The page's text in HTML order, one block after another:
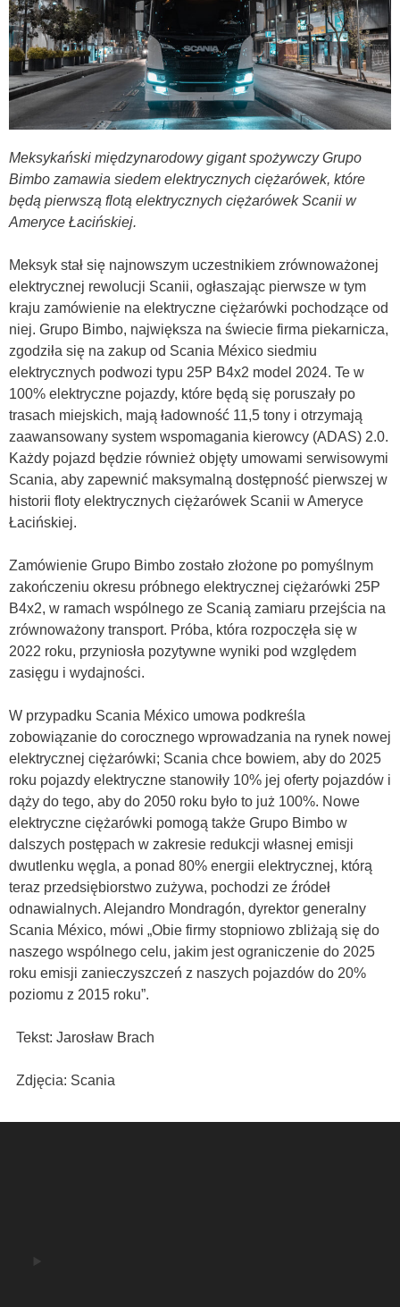
Meksykański międzynarodowy gigant spożywczy Grupo
Bimbo zamawia siedem elektrycznych ciężarówek, które
będą pierwszą flotą elektrycznych ciężarówek Scanii w
Ameryce Łacińskiej.
Meksyk stał się najnowszym uczestnikiem zrównoważonej
elektrycznej rewolucji Scanii, ogłaszając pierwsze w tym
kraju zamówienie na elektryczne ciężarówki pochodzące od
niej. Grupo Bimbo, największa na świecie firma piekarnicza,
zgodziła się na zakup od Scania México siedmiu
elektrycznych podwozi typu 25P B4x2 model 2024. Te w
100% elektryczne pojazdy, które będą się poruszały po
trasach miejskich, mają ładowność 11,5 tony i otrzymają
zaawansowany system wspomagania kierowcy (ADAS) 2.0.
Każdy pojazd będzie również objęty umowami serwisowymi
Scania, aby zapewnić maksymalną dostępność pierwszej w
historii floty elektrycznych ciężarówek Scanii w Ameryce
Łacińskiej.
Zamówienie Grupo Bimbo zostało złożone po pomyślnym
zakończeniu okresu próbnego elektrycznej ciężarówki 25P
B4x2, w ramach wspólnego ze Scanią zamiaru przejścia na
zrównoważony transport. Próba, która rozpoczęła się w
2022 roku, przyniosła pozytywne wyniki pod względem
zasięgu i wydajności.
W przypadku Scania México umowa podkreśla
zobowiązanie do corocznego wprowadzania na rynek nowej
elektrycznej ciężarówki; Scania chce bowiem, aby do 2025
roku pojazdy elektryczne stanowiły 10% jej oferty pojazdów i
dąży do tego, aby do 2050 roku było to już 100%. Nowe
elektryczne ciężarówki pomogą także Grupo Bimbo w
dalszych postępach w zakresie redukcji własnej emisji
dwutlenku węgla, a ponad 80% energii elektrycznej, którą
teraz przedsiębiorstwo zużywa, pochodzi ze źródeł
odnawialnych. Alejandro Mondragón, dyrektor generalny
Scania México, mówi „Obie firmy stopniowo zbliżają się do
naszego wspólnego celu, jakim jest ograniczenie do 2025
roku emisji zanieczyszczeń z naszych pojazdów do 20%
poziomu z 2015 roku”.
Tekst: Jarosław Brach
Zdjęcia: Scania